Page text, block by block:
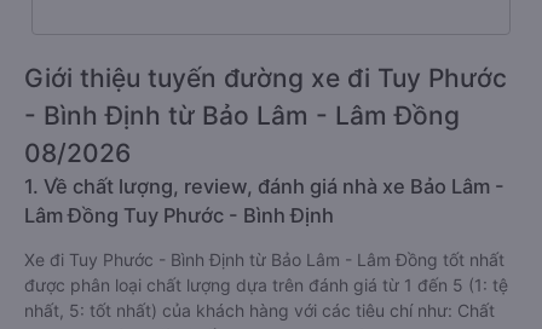
Giới thiệu tuyến đường xe đi Tuy Phước
- Bình Định từ Bảo Lâm - Lâm Đồng
08/2026
1. Về chất lượng, review, đánh giá nhà xe Bảo Lâm -
Lâm Đồng Tuy Phước - Bình Định
Xe đi Tuy Phước - Bình Định từ Bảo Lâm - Lâm Đồng tốt nhất
được phân loại chất lượng dựa trên đánh giá từ 1 đến 5 (1: tệ
nhất, 5: tốt nhất) của khách hàng với các tiêu chí như: Chất